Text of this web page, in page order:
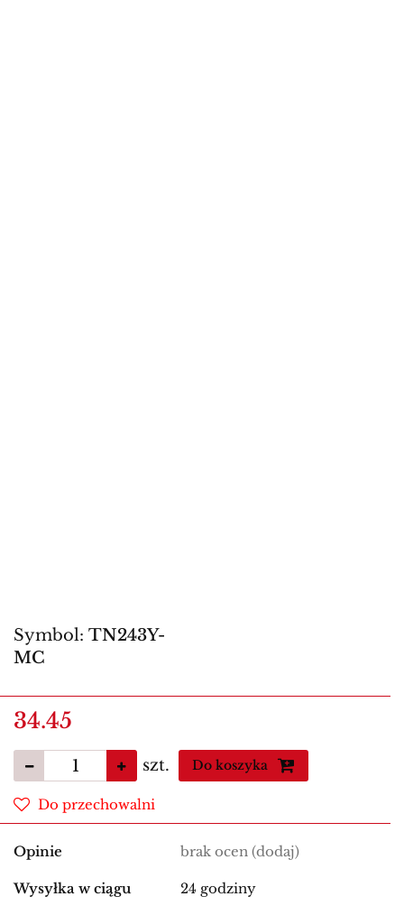
Symbol: TN243Y-
MC
34.45
szt. Do koszyka
Do przechowalni
Opinie brak ocen (dodaj)
Wysyłka w ciągu 24 godziny